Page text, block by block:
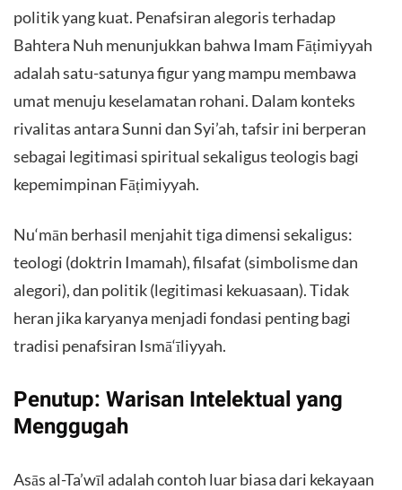
politik yang kuat. Penafsiran alegoris terhadap
Bahtera Nuh menunjukkan bahwa Imam Fāṭimiyyah
adalah satu-satunya figur yang mampu membawa
umat menuju keselamatan rohani. Dalam konteks
rivalitas antara Sunni dan Syi’ah, tafsir ini berperan
sebagai legitimasi spiritual sekaligus teologis bagi
kepemimpinan Fāṭimiyyah.
Nu‘mān berhasil menjahit tiga dimensi sekaligus:
teologi (doktrin Imamah), filsafat (simbolisme dan
alegori), dan politik (legitimasi kekuasaan). Tidak
heran jika karyanya menjadi fondasi penting bagi
tradisi penafsiran Ismā‘īliyyah.
Penutup: Warisan Intelektual yang
Menggugah
Asās al-Ta’wīl adalah contoh luar biasa dari kekayaan